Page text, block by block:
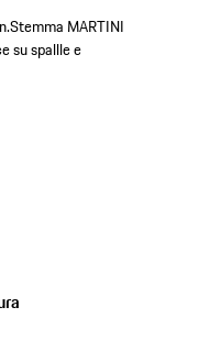
Stemma MARTINI
su spallle e